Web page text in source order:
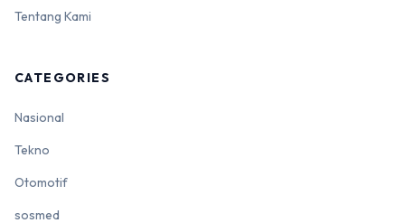
Tentang Kami
CATEGORIES
Nasional
Tekno
Otomotif
sosmed